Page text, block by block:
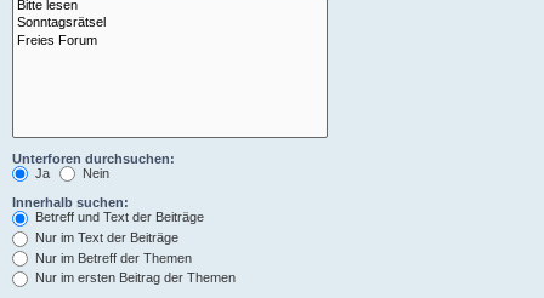
Unterforen durchsuchen:
Ja
Nein
Innerhalb suchen:
Betreff und Text der Beiträge
Nur im Text der Beiträge
Nur im Betreff der Themen
Nur im ersten Beitrag der Themen